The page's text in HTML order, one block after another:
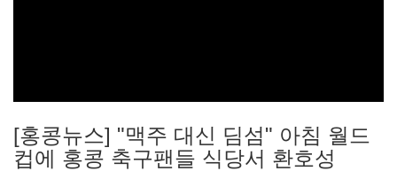
[홍콩뉴스] "맥주 대신 딤섬" 아침 월드
컵에 홍콩 축구팬들 식당서 환호성